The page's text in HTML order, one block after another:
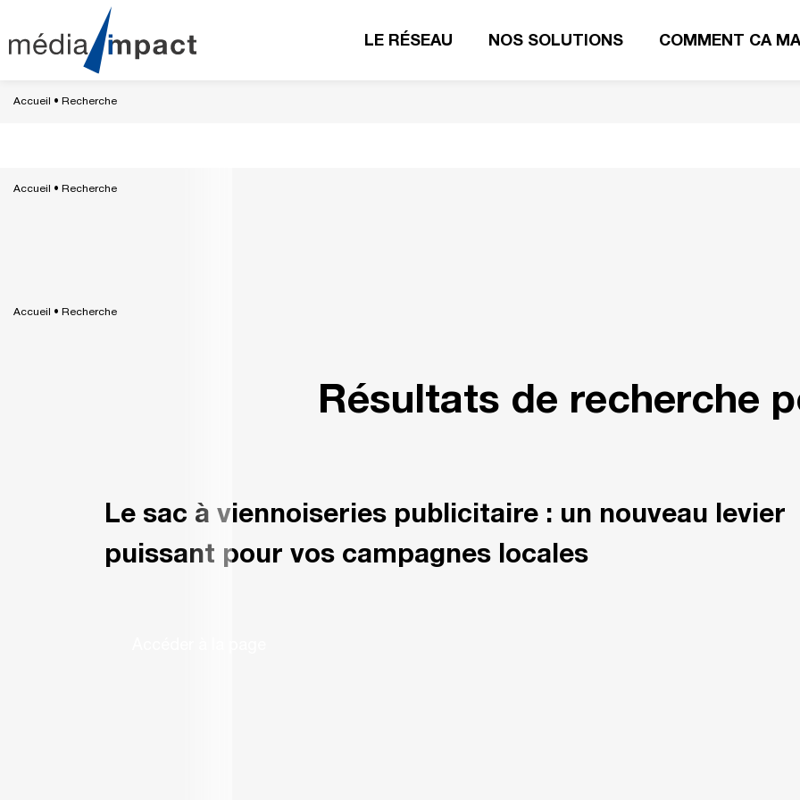
LE RÉSEAU NOS SOLUTIONS COMMENT CA
Accueil • Recherche
Accueil • Recherche
Accueil • Recherche
Résultats de recherche
Le sac à viennoiseries publicitaire : un nouveau levier
puissant pour vos campagnes locales